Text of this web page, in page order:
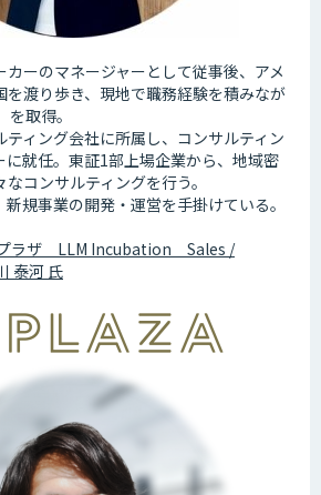
ーのマネージャーとして従事後、アメ
を渡り歩き、現地で職務経験を積みなが
取得。
ティング会社に所属し、コンサルティン
に就任。東証1部上場企業から、地域密
コンサルティングを行う。
規事業の開発・運営を手掛けている。
ラザ LLM Incubation Sales /
泰河 氏